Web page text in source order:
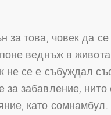
за това, човек да
веднъж в
се е събуждал
за забавление,
като сомнамбул.